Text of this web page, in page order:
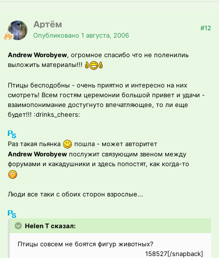
Артём
Опубликовано 1 августа, 2006
#12
Andrew Worobyew, огромное спасибо что не поленилиь
выложить материалы!!!
Птицы бесподобны - очень приятно и интересно на них
смотреть! Всем гостям церемонии большой привет и удачи -
взаимопонимание достугнуто впечатляющее, то ли еще
будет!!! :drinks_cheers:
Раз такая пьянка
пошла - может авторитет
Andrew Worobyew послужит связующим звеном между
форумами и какадушники и здесь попостят, как когда-то
Люди все таки с обоих сторон взрослые...
Helen T сказал:
Птицы совсем не боятся фигур животных?
158527[/snapback]